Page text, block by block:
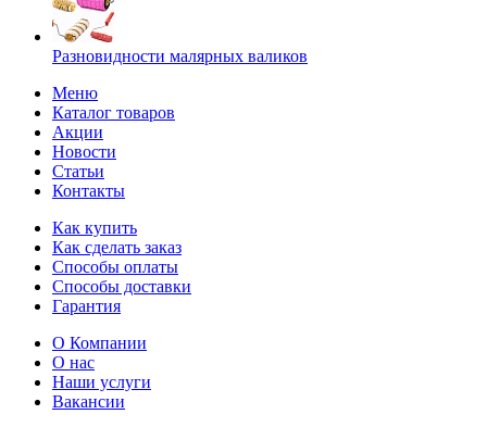
Разновидности малярных валиков
Меню
Каталог товаров
Акции
Новости
Статьи
Контакты
Как купить
Как сделать заказ
Способы оплаты
Способы доставки
Гарантия
О Компании
О нас
Наши услуги
Вакансии